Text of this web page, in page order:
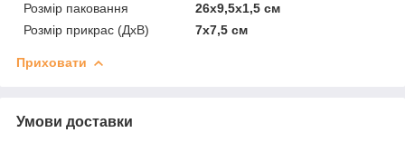
Розмір паковання
26х9,5х1,5 см
Розмір прикрас (ДхВ)
7х7,5 см
Приховати
Умови доставки